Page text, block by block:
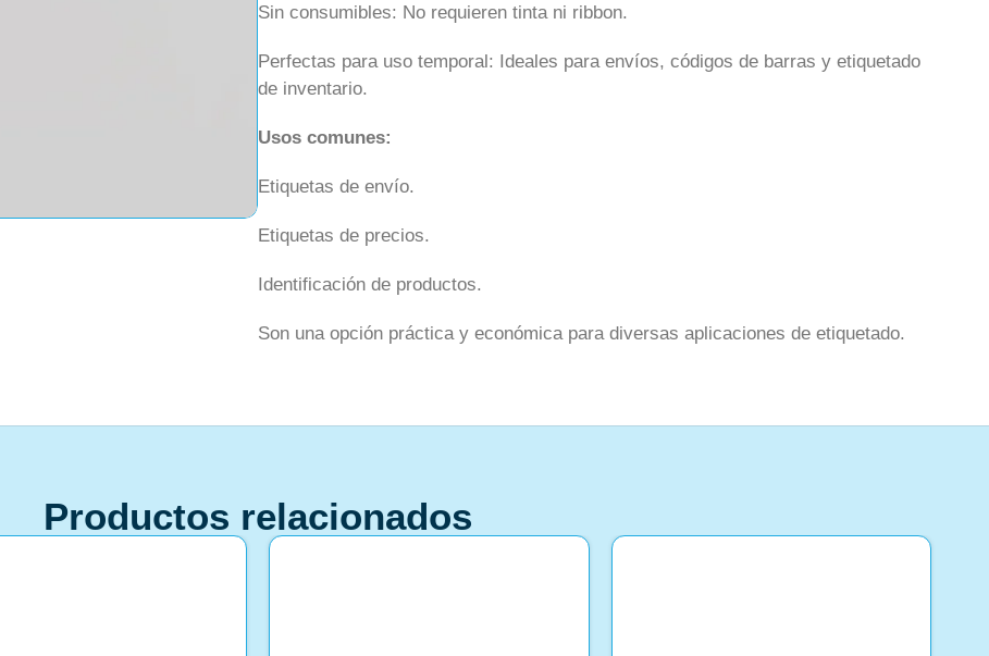
Sin consumibles: No requieren tinta ni ribbon.
Perfectas para uso temporal: Ideales para envíos, códigos de barras y etiquetado
de inventario.
Usos comunes:
Etiquetas de envío.
Etiquetas de precios.
Identificación de productos.
Son una opción práctica y económica para diversas aplicaciones de etiquetado.
Productos relacionados